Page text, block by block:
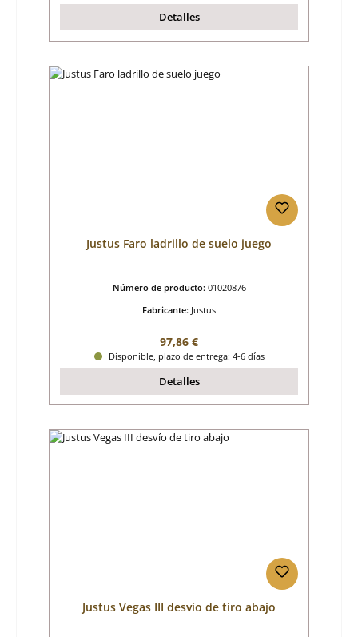
Detalles
Justus Faro ladrillo de suelo juego
Número de producto: 01020876
Fabricante: Justus
Precio normal:
97,86 €
Disponible, plazo de entrega: 4-6 días
Detalles
Justus Vegas III desvío de tiro abajo